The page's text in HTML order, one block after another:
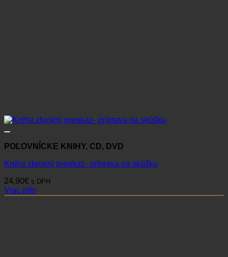
POĽOVNÍCKE KNIHY, CD, DVD
Kniha zbrojný preukaz- príprava na skúšku
24,90€ s DPH
Viac info